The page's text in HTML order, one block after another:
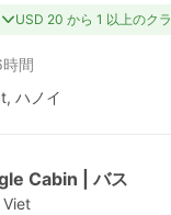
USD 20 から 1 以上のク
時間
ハノイ
Cabin | バス
Viet